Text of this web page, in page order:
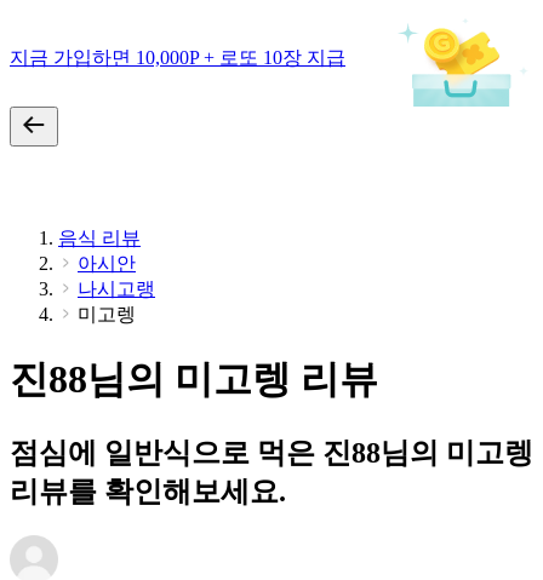
지금 가입하면 10,000P + 로또 10장 지급
음식 리뷰
아시안
나시고랭
미고렝
진88님의 미고렝 리뷰
점심에 일반식으로 먹은 진88님의 미고렝
리뷰를 확인해보세요.